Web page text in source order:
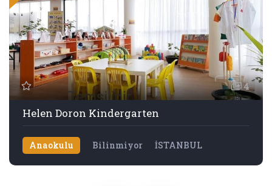
4
Helen Doron Kindergarten
Anaokulu Bilinmiyor İSTANBUL